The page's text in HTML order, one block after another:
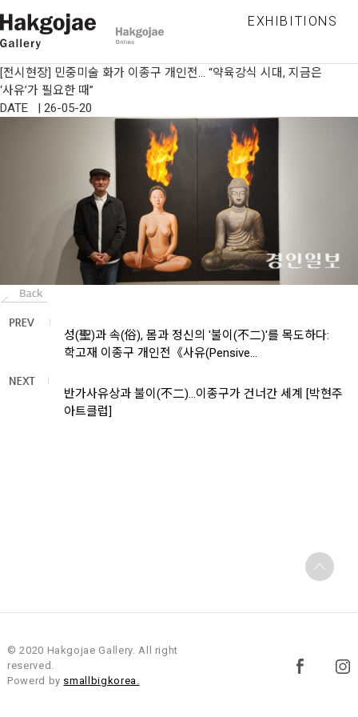
EXHIBITIONS
[전시현장] 민중미술 화가 이종구 개인전… “약육강식 시대, 지금은
‘사유’가 필요한 때”
DATE | 26-05-20
성(聖)과 속(俗), 몸과 정신의 '불이(不二)'를 목도하다:
학고재 이종구 개인전《사유(Pensive...
반가사유상과 불이(不二)…이종구가 건너간 세계 [박현주
아트클럽]
© 2020 Hakgojae Gallery. All right
reserved.
Powerd by smallbigkorea.